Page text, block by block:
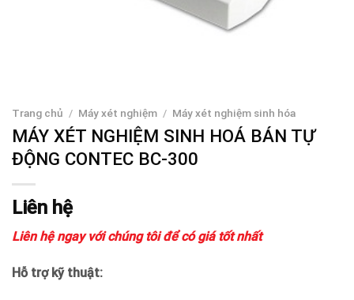
Trang chủ / Máy xét nghiệm / Máy xét nghiệm sinh hóa
MÁY XÉT NGHIỆM SINH HOÁ BÁN TỰ
ĐỘNG CONTEC BC-300
Liên hệ
Liên hệ ngay với chúng tôi để có giá tốt nhất
Hỗ trợ kỹ thuật: